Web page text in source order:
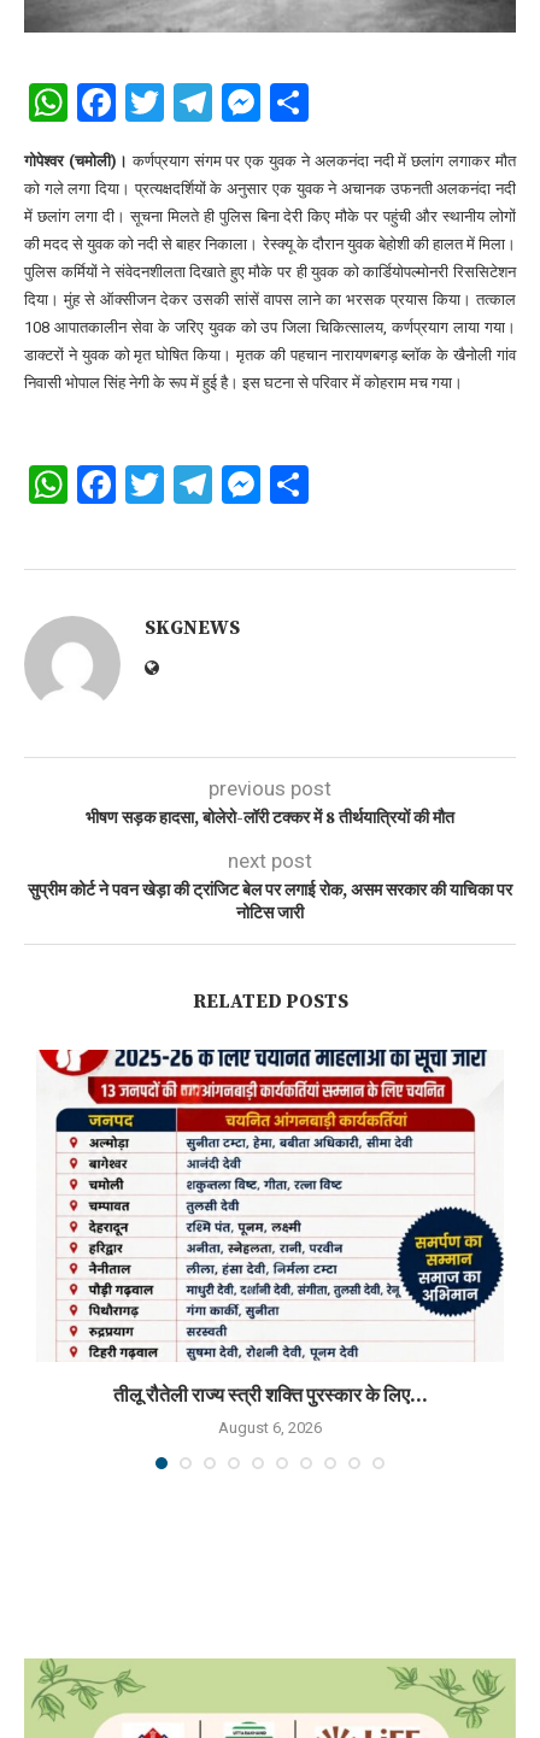
WhatsApp
Facebook
Twitter
Telegram
Messenger
गोपेश्वर (चमोली)। कर्णप्रयाग संगम पर एक युवक ने अलकनंदा नदी में छलांग लगाकर मौत
को गले लगा दिया। प्रत्यक्षदर्शियों के अनुसार एक युवक ने अचानक उफनती अलकनंदा नदी
में छलांग लगा दी। सूचना मिलते ही पुलिस बिना देरी किए मौके पर पहुंची और स्थानीय लोगों
की मदद से युवक को नदी से बाहर निकाला। रेस्क्यू के दौरान युवक बेहोशी की हालत में मिला।
पुलिस कर्मियों ने संवेदनशीलता दिखाते हुए मौके पर ही युवक को कार्डियोपल्मोनरी रिससिटेशन
दिया। मुंह से ऑक्सीजन देकर उसकी सांसें वापस लाने का भरसक प्रयास किया। तत्काल
108 आपातकालीन सेवा के जरिए युवक को उप जिला चिकित्सालय, कर्णप्रयाग लाया गया।
डाक्टरों ने युवक को मृत घोषित किया। मृतक की पहचान नारायणबगड़ ब्लाॅक के खैनोली गांव
निवासी भोपाल सिंह नेगी के रूप में हुई है। इस घटना से परिवार में कोहराम मच गया।
WhatsApp
Facebook
Twitter
Telegram
Messenger
SKGNEWS
previous post
भीषण सड़क हादसा, बोलेरो-लॉरी टक्कर में 8 तीर्थयात्रियों की मौत
next post
सुप्रीम कोर्ट ने पवन खेड़ा की ट्रांजिट बेल पर लगाई रोक, असम सरकार की याचिका पर
नोटिस जारी
RELATED POSTS
तीलू रौतेली राज्य स्त्री शक्ति पुरस्कार के लिए...
August 6, 2026